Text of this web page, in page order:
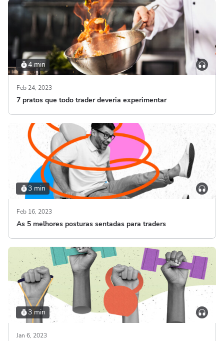
4 min
Feb 24, 2023
7 pratos que todo trader deveria experimentar
3 min
Feb 16, 2023
As 5 melhores posturas sentadas para traders
3 min
Jan 6, 2023